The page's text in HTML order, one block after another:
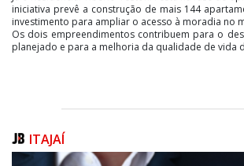
iniciativa prevê a construção de mais 144
investimento para ampliar o acesso à moradia no
Os dois empreendimentos contribuem para o
planejado e para a melhoria da qualidade de vida
ITAJAÍ